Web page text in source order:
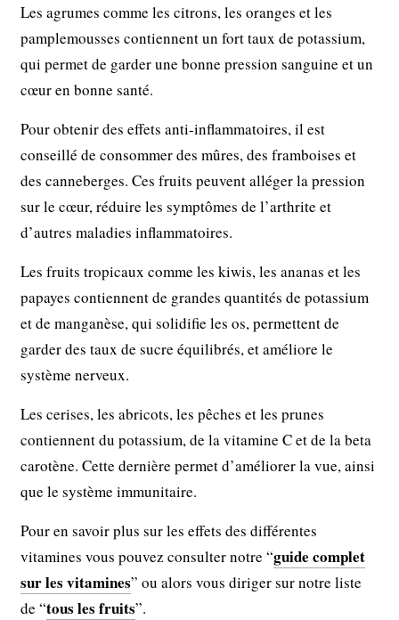
Les agrumes comme les citrons, les oranges et les
pamplemousses contiennent un fort taux de potassium,
qui permet de garder une bonne pression sanguine et un
cœur en bonne santé.
Pour obtenir des effets anti-inflammatoires, il est
conseillé de consommer des mûres, des framboises et
des canneberges. Ces fruits peuvent alléger la pression
sur le cœur, réduire les symptômes de l’arthrite et
d’autres maladies inflammatoires.
Les fruits tropicaux comme les kiwis, les ananas et les
papayes contiennent de grandes quantités de potassium
et de manganèse, qui solidifie les os, permettent de
garder des taux de sucre équilibrés, et améliore le
système nerveux.
Les cerises, les abricots, les pêches et les prunes
contiennent du potassium, de la vitamine C et de la beta
carotène. Cette dernière permet d’améliorer la vue, ainsi
que le système immunitaire.
Pour en savoir plus sur les effets des différentes
vitamines vous pouvez consulter notre “guide complet
sur les vitamines” ou alors vous diriger sur notre liste
de “tous les fruits”.